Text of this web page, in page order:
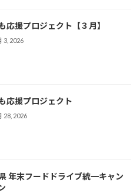
応援プロジェクト【３月】
3, 2026
応援プロジェクト
28, 2026
年末フードドライブ統一キャン